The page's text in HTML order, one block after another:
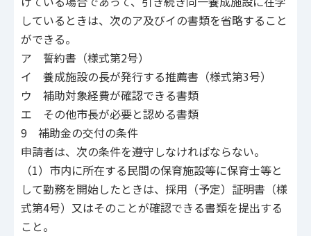
しているときは、次のア及びイの書類を省略すること
ができる。
ア 誓約書（様式第2号）
イ 養成施設の長が発行する推薦書（様式第3号）
ウ 補助対象経費が確認できる書類
エ その他市長が必要と認める書類
9 補助金の交付の条件
申請者は、次の条件を遵守しなければならない。
（1）市内に所在する民間の保育施設等に保育士等と
して勤務を開始したときは、採用（予定）証明書（様
式第4号）又はそのことが確認できる書類を提出する
こと。